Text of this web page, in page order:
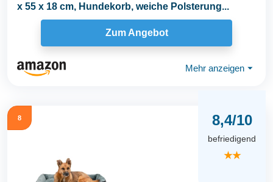
x 55 x 18 cm, Hundekorb, weiche Polsterung...
Zum Angebot
Mehr anzeigen ⏷
8 8,4/10
befriedigend
★★